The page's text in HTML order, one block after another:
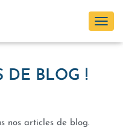
LA
DE BLOG !
nos articles de blog.